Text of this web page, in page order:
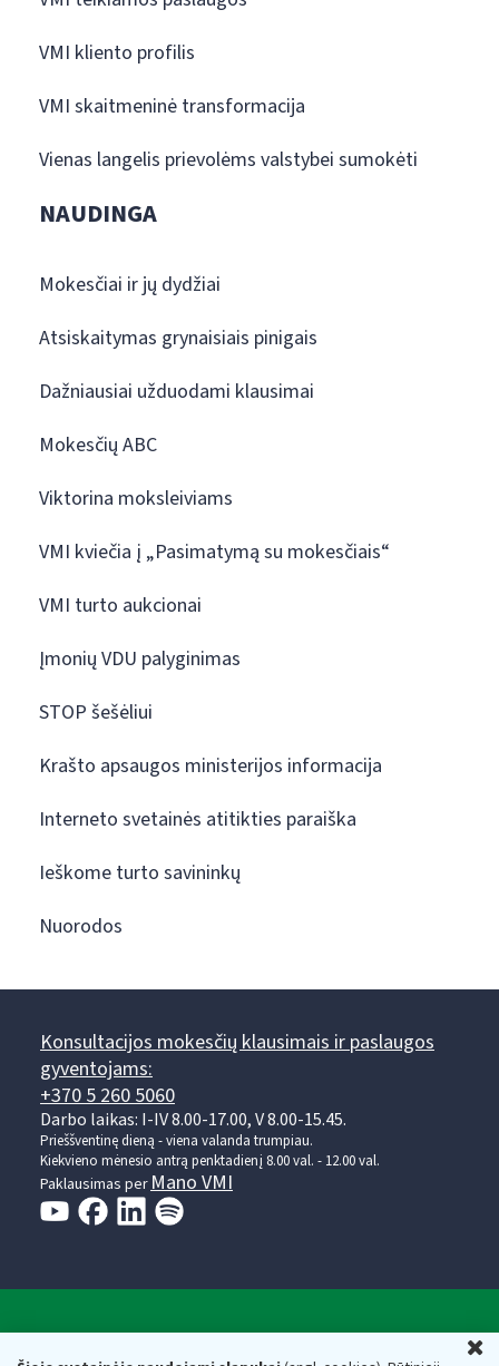
VMI kliento profilis
VMI skaitmeninė transformacija
Vienas langelis prievolėms valstybei sumokėti
NAUDINGA
Mokesčiai ir jų dydžiai
Atsiskaitymas grynaisiais pinigais
Dažniausiai užduodami klausimai
Mokesčių ABC
Viktorina moksleiviams
VMI kviečia į „Pasimatymą su mokesčiais“
VMI turto aukcionai
Įmonių VDU palyginimas
STOP šešėliui
Krašto apsaugos ministerijos informacija
Interneto svetainės atitikties paraiška
Ieškome turto savininkų
Nuorodos
Konsultacijos mokesčių klausimais ir paslaugos
gyventojams:
+370 5 260 5060
Darbo laikas: I-IV 8.00-17.00, V 8.00-15.45.
Prieššventinę dieną - viena valanda trumpiau.
Kiekvieno mėnesio antrą penktadienį 8.00 val. - 12.00 val.
Paklausimas per Mano VMI